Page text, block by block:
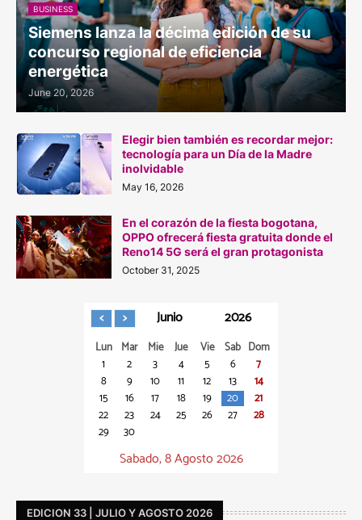
BUSINESS
Siemens lanza la décima edición de su
concurso regional de eficiencia
energética
June 20, 2026
Elegir bien también es recordar mejor:
tecnología para un Día de la Madre
inolvidable
May 16, 2026
En el corazón de la fiesta bogotana,
OPPO ofrecerá fiesta gratuita donde el
Reno14 5G será el gran protagonista
October 31, 2025
Junio 2026
Lun Mar Mie Jue Vie Sab Dom
1
2 3 4 5 6
7
8
9 10 11 12 13
14
15
16 17 18 19 20
21
22
23 24 25 26 27
28
29
30
Sabado, 8 Agosto 2026
EDICION 33 | JULIO Y AGOSTO 2026